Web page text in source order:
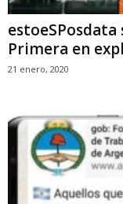
estoeSPosdata
Primera en
21 enero, 2020